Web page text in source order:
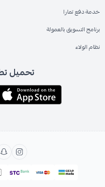
خدمة دفع تمارا
برنامج التسويق بالعمولة
نظام الولاء
تحميل